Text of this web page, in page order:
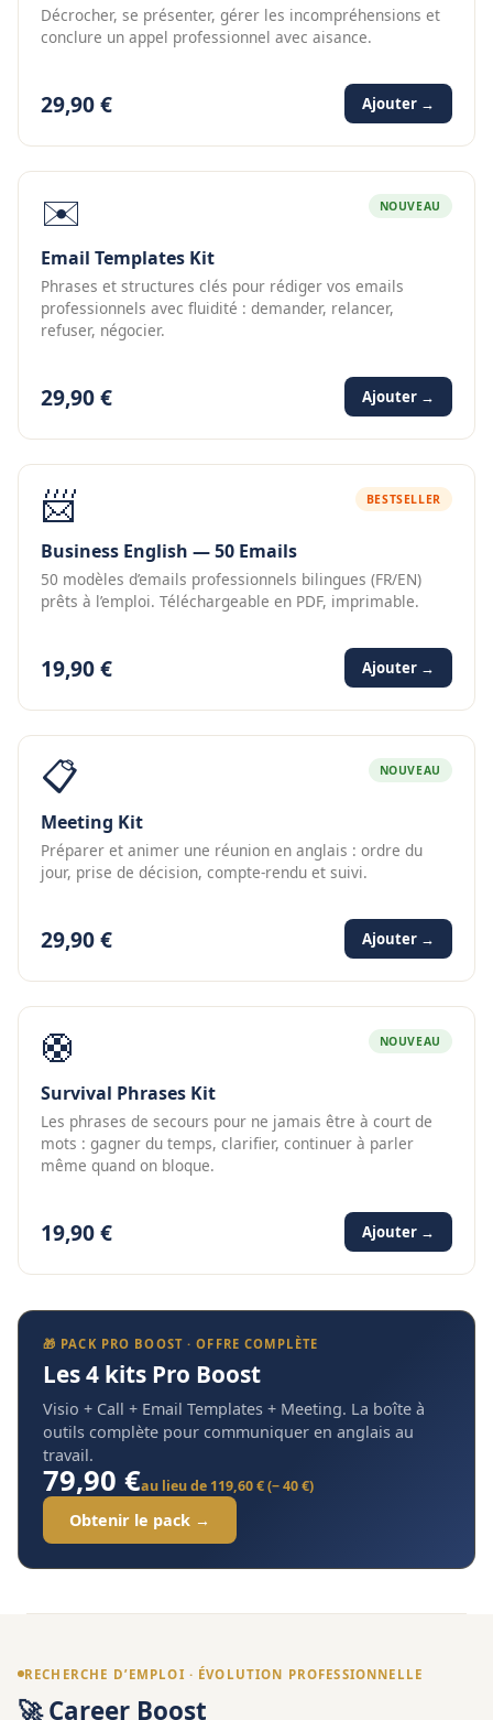
Décrocher, se présenter, gérer les incompréhensions et
conclure un appel professionnel avec aisance.
29,90 € Ajouter →
✉️ NOUVEAU
Email Templates Kit
Phrases et structures clés pour rédiger vos emails
professionnels avec fluidité : demander, relancer,
refuser, négocier.
29,90 € Ajouter →
📨 BESTSELLER
Business English — 50 Emails
50 modèles d’emails professionnels bilingues (FR/EN)
prêts à l’emploi. Téléchargeable en PDF, imprimable.
19,90 € Ajouter →
📋 NOUVEAU
Meeting Kit
Préparer et animer une réunion en anglais : ordre du
jour, prise de décision, compte-rendu et suivi.
29,90 € Ajouter →
🛟 NOUVEAU
Survival Phrases Kit
Les phrases de secours pour ne jamais être à court de
mots : gagner du temps, clarifier, continuer à parler
même quand on bloque.
19,90 € Ajouter →
🎁 PACK PRO BOOST · OFFRE COMPLÈTE
Les 4 kits Pro Boost
Visio + Call + Email Templates + Meeting. La boîte à
outils complète pour communiquer en anglais au
travail.
79,90 €au lieu de 119,60 € (− 40 €)
Obtenir le pack →
RECHERCHE D’EMPLOI · ÉVOLUTION PROFESSIONNELLE
🚀 Career Boost